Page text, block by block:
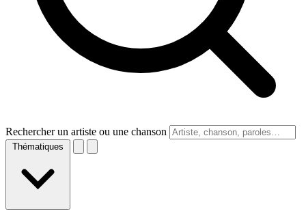
Rechercher un artiste ou une chanson
Thématiques